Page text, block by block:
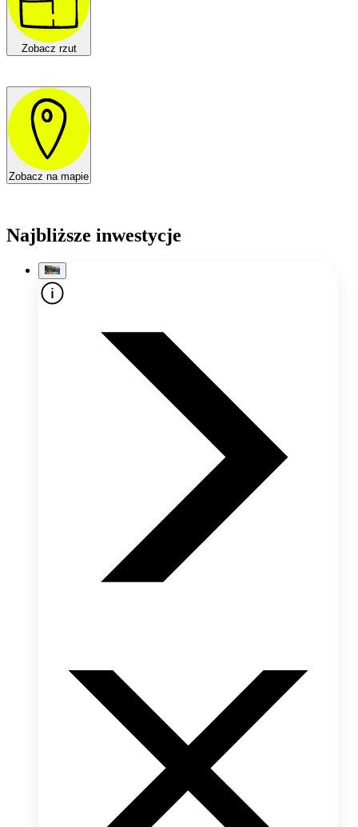
Zobacz rzut
Zobacz na mapie
Najbliższe inwestycje